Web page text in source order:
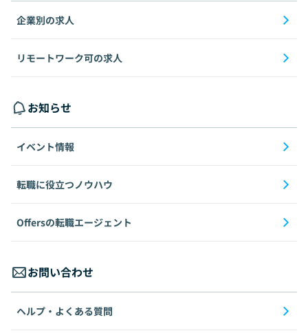
企業別の求人
リモートワーク可の求人
お知らせ
イベント情報
転職に役立つノウハウ
Offersの転職エージェント
お問い合わせ
ヘルプ・よくある質問